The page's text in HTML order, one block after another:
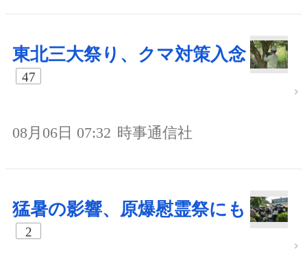
東北三大祭り、クマ対策入念
47
08月06日 07:32 時事通信社
猛暑の影響、原爆慰霊祭にも
2